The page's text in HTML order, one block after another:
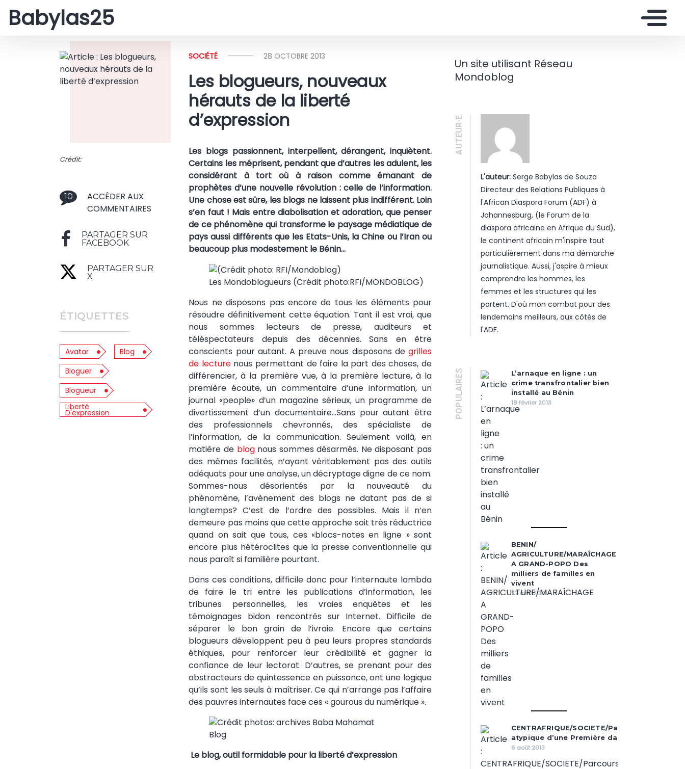
Babylas25
Crédit:
10
ACCÉDER AUX
COMMENTAIRES
PARTAGER SUR
FACEBOOK
PARTAGER SUR
X
ÉTIQUETTES
Avatar
Blog
Bloguer
Blogueur
Liberté
D'expression
SOCIÉTÉ 28 OCTOBRE 2013
Les blogueurs, nouveaux
hérauts de la liberté
d’expression
Les blogs passionnent, interpellent, dérangent, inquiètent.
Certains les méprisent, pendant que d’autres les adulent, les
considérant à tort où à raison comme émanant de
prophètes d’une nouvelle révolution : celle de l’information.
Une chose est sûre, les blogs ne laissent plus indifférent. Loin
s’en faut ! Mais entre diabolisation et adoration, que penser
de ce phénomène qui transforme le paysage médiatique de
pays aussi différents que les Etats-Unis, la Chine ou l’Iran ou
beaucoup plus modestement le Bénin…
Les Mondoblogueurs (Crédit photo:RFI/MONDOBLOG)
Nous ne disposons pas encore de tous les éléments pour
résoudre définitivement cette équation. Tant il est vrai, que
nous sommes lecteurs de presse, auditeurs et
téléspectateurs depuis des décennies. Sans en être
conscients pour autant. A preuve nous disposons de grilles
de lecturenous permettant de faire la part des choses, de
différencier, à la première vue, à la première lecture, à la
première écoute, un commentaire d’une information, un
journal «people» d’un magazine sérieux, un programme de
divertissement d’un documentaire…Sans pour autant être
des professionnels chevronnés, des spécialiste de
l’information, de la communication. Seulement voilà, en
matière de blognous sommes désarmés. Ne disposant pas
des mêmes facilités, n’ayant véritablement pas des outils
adéquats pour une analyse, un décryptage digne de ce nom.
Sommes-nous désorientés par la nouveauté du
phénomène, l’avènement des blogs ne datant pas de si
longtemps? C’est de l’ordre des possibles. Mais il n’en
demeure pas moins que cette approche soit très réductrice
quand on sait que tous, ces «blocs-notes en ligne » sont
encore plus hétéroclites que la presse conventionnelle qui
nous paraît si familière pourtant.
Dans ces conditions, difficile donc pour l’internaute lambda
de faire le tri entre les publications d’information, les
tribunes personnelles, les vraies enquêtes et les
témoignages bidon rencontrés sur Internet. Difficile de
séparer le bon grain de l’ivraie. Encore que certains
blogueurs développent peu à peu leurs propres standards
éthiques, pour renforcer leur crédibilité et gagner la
confiance de leur lectorat. D’autres, se prenant pour des
abstracteurs de quintessence en puissance, ont une logique
qu’ils sont les seuls à maîtriser. Ce qui n’arrange pas l’affaire
des pauvres internautes face ces « gourous du numérique ».
Blog
Le blog, outil formidable pour la liberté d’expression
Un site utilisant Réseau
Mondoblog
AUTEUR·E
L'auteur:Serge Babylas de Souza
Directeur des Relations Publiques à
l'African Diaspora Forum (ADF) à
Johannesburg, (le Forum de la
diaspora africaine en Afrique du Sud),
le continent africain m'inspire tout
particulièrement dans ma démarche
journalistique. Aussi, j'aspire à mieux
comprendre les hommes, les
femmes et les structures qui les
portent. D'où mon combat pour des
lendemains meilleurs, aux côtés de
l'ADF.
POPULAIRES
L’arnaque en ligne : un
crime transfrontalier bien
installé au Bénin
19 février 2013
BENIN/
AGRICULTURE/MARAÎCHAGE
A GRAND-POPO Des
milliers de familles en
vivent
27 avril 2013
CENTRAFRIQUE/SOCIETE/Parcours
atypique d’une Première dame
6 août 2013